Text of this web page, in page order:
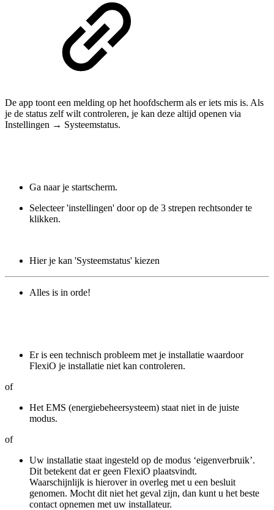
De app toont een melding op het hoofdscherm als er iets mis is. Als
je de status zelf wilt controleren, je kan deze altijd openen via
Instellingen → Systeemstatus.
Ga naar je startscherm.
Selecteer 'instellingen' door op de 3 strepen rechtsonder te
klikken.
Hier je kan 'Systeemstatus' kiezen
Alles is in orde!
Er is een technisch probleem met je installatie waardoor
FlexiO je installatie niet kan controleren.
of
Het EMS (energiebeheersysteem) staat niet in de juiste
modus.
of
Uw installatie staat ingesteld op de modus ‘eigenverbruik’.
Dit betekent dat er geen FlexiO plaatsvindt.
Waarschijnlijk is hierover in overleg met u een besluit
genomen. Mocht dit niet het geval zijn, dan kunt u het beste
contact opnemen met uw installateur.